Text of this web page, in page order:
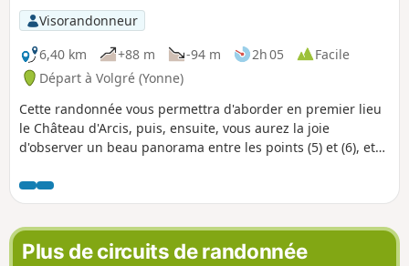
Visorandonneur
6,40 km
+88 m -94 m 2h 05
Facile
Départ à Volgré (Yonne)
Cette randonnée vous permettra d'aborder en premier lieu
le Château d'Arcis, puis, ensuite, vous aurez la joie
d'observer un beau panorama entre les points (5) et (6), et
Plus de circuits de randonnée